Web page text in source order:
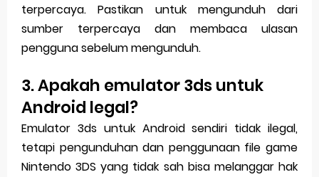
terpercaya. Pastikan untuk mengunduh dari
sumber terpercaya dan membaca ulasan
pengguna sebelum mengunduh.
3. Apakah emulator 3ds untuk
Android legal?
Emulator 3ds untuk Android sendiri tidak ilegal,
tetapi pengunduhan dan penggunaan file game
Nintendo 3DS yang tidak sah bisa melanggar hak